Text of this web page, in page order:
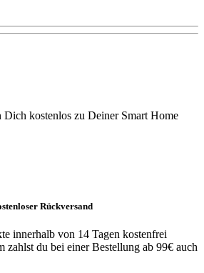
Dich kostenlos zu Deiner Smart Home
Rückversand
innerhalb von 14 Tagen kostenfrei
zahlst du bei einer Bestellung ab 99€ auch